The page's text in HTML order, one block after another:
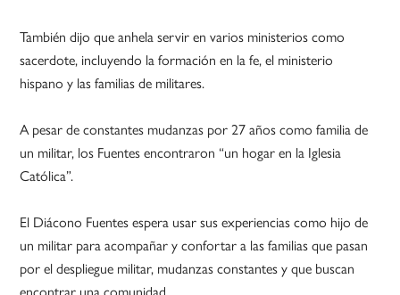
También dijo que anhela servir en varios ministerios como
sacerdote, incluyendo la formación en la fe, el ministerio
hispano y las familias de militares.
A pesar de constantes mudanzas por 27 años como familia de
un militar, los Fuentes encontraron “un hogar en la Iglesia
Católica”.
El Diácono Fuentes espera usar sus experiencias como hijo de
un militar para acompañar y confortar a las familias que pasan
por el despliegue militar, mudanzas constantes y que buscan
encontrar una comunidad.